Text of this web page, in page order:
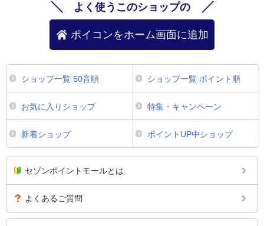
よく使うこのショップの
ポイコンをホーム画面に追加
ショップ一覧 50音順 ショップ一覧 ポイント順
お気に入りショップ 特集・キャンペーン
新着ショップ ポイントUP中ショップ
セゾンポイントモールとは
よくあるご質問